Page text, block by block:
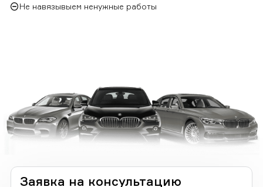
Не навязывыем ненужные работы
Заявка на консультацию